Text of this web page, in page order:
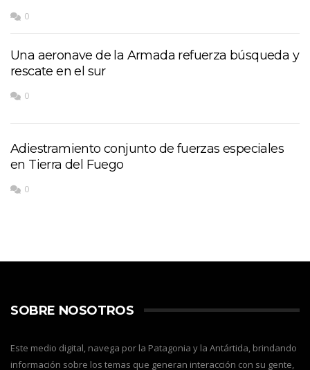
0
Una aeronave de la Armada refuerza búsqueda y
rescate en el sur
0
Adiestramiento conjunto de fuerzas especiales
en Tierra del Fuego
0
SOBRE NOSOTROS
Este medio digital, navega por la Patagonia y la Antártida, brindando
información sobre los temas que generan interacción con su gente,